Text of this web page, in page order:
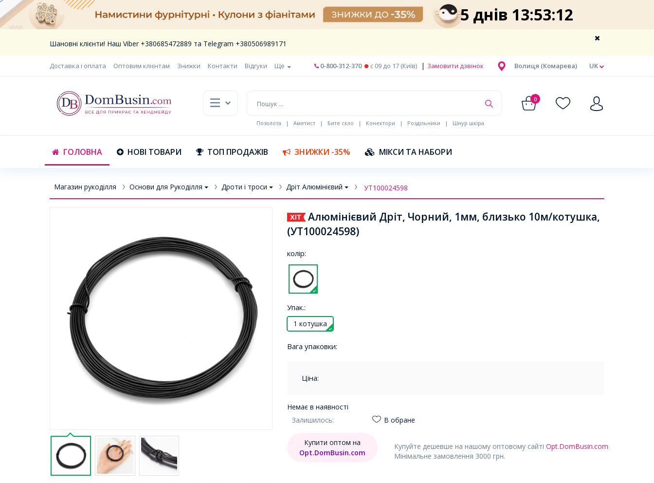
5 днів 13:53:11
Шановні клієнти! Наш Viber +380685472889 та Telegram +380506989171
Доставка і оплата Оптовим клієнтам Знижки Контакти Відгуки Ще UK
Волиця (Комарева)
0-800-312-370 c 09 до 17 (Київ) | Замовити дзвінок
0
Позолота | Аметист | Бите скло | Конектори | Роздільники | Шнур шкіра
ГОЛОВНА НОВІ ТОВАРИ ТОП ПРОДАЖІВ ЗНИЖКИ -35% МІКСИ ТА НАБОРИ
Магазин рукоділля Основи для Рукоділля Дроти і троси Дріт Алюмінієвий УТ100024598
Алюмінієвий Дріт, Чорний, 1мм, близько 10м/котушка,
(УТ100024598)
колір:
Упак.:
1 котушка
Вага упаковки:
Ціна:
Немає в наявності
Залишилось:
В обране
Купуйте дешевше на нашому оптовому сайті Opt.DomBusin.com
Мінімальне замовлення 3000 грн.
Купити оптом на
Opt.DomBusin.com